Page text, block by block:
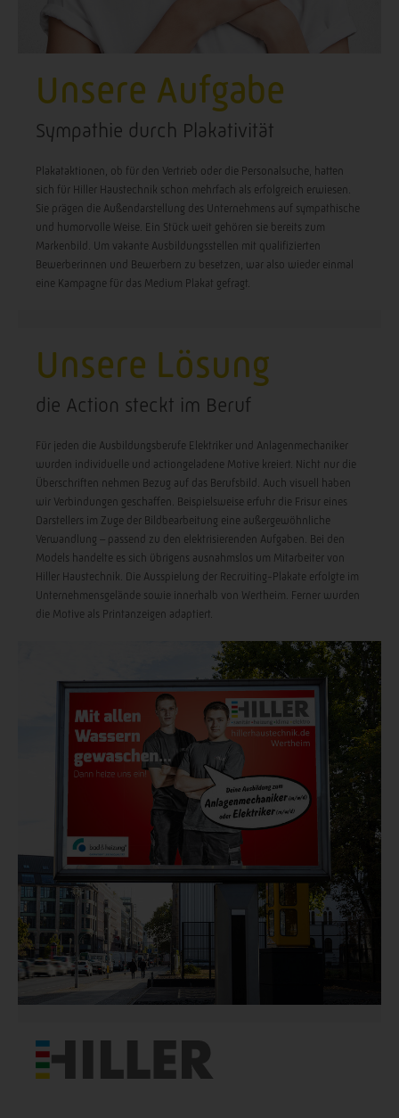
Unsere Aufgabe
Sympathie durch Plakativität
Plakataktionen, ob für den Vertrieb oder die Personalsuche, hatten
sich für Hiller Haustechnik schon mehrfach als erfolgreich erwiesen.
Sie prägen die Außendarstellung des Unternehmens auf sympathische
und humorvolle Weise. Ein Stück weit gehören sie bereits zum
Markenbild. Um vakante Ausbildungsstellen mit qualifizierten
Bewerberinnen und Bewerbern zu besetzen, war also wieder einmal
eine Kampagne für das Medium Plakat gefragt.
Unsere Lösung
die Action steckt im Beruf
Für jeden die Ausbildungsberufe Elektriker und Anlagenmechaniker
wurden individuelle und actiongeladene Motive kreiert. Nicht nur die
Überschriften nehmen Bezug auf das Berufsbild. Auch visuell haben
wir Verbindungen geschaffen. Beispielsweise erfuhr die Frisur eines
Darstellers im Zuge der Bildbearbeitung eine außergewöhnliche
Verwandlung – passend zu den elektrisierenden Aufgaben. Bei den
Models handelte es sich übrigens ausnahmslos um Mitarbeiter von
Hiller Haustechnik. Die Ausspielung der Recruiting-Plakate erfolgte im
Unternehmensgelände sowie innerhalb von Wertheim. Ferner wurden
die Motive als Printanzeigen adaptiert.